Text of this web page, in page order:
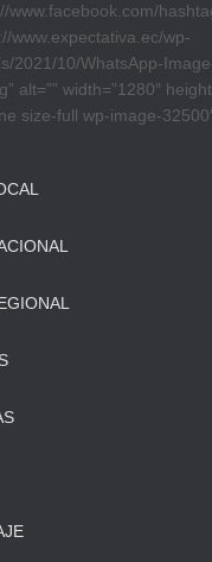
www.facebook.com/
www.expectativa.ec/wp-
2021/10/WhatsApp-
alt=”” width=”1280″
size-full wp-image-